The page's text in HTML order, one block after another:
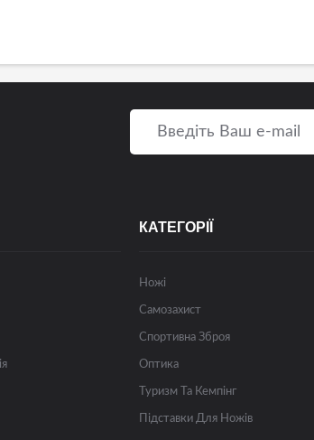
КАТЕГОРІЇ
Ножі
Самозахист
Спортивна Зброя
Оптика
Туризм Та Кемпінг
Підставки Для Ножів